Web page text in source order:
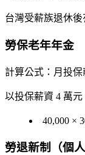
台灣受薪族退休後
勞保老年年金
計算公式： 月投保
以投保薪資 4 萬元
40,000 ×
勞退新制（個人